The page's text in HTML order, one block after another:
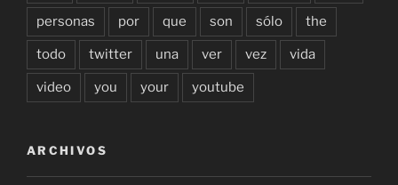
personas por que son sólo the
todo twitter una ver vez vida
video you your youtube
ARCHIVOS